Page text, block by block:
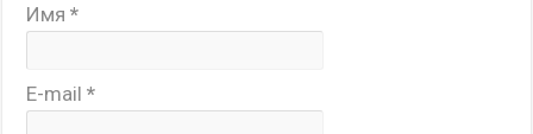
Имя*
E-mail*